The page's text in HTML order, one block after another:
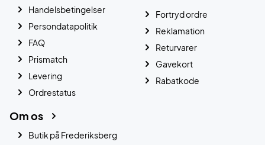
Handelsbetingelser
Persondatapolitik
FAQ
Prismatch
Levering
Ordrestatus
Fortryd ordre
Reklamation
Returvarer
Gavekort
Rabatkode
Om os
Butik på Frederiksberg